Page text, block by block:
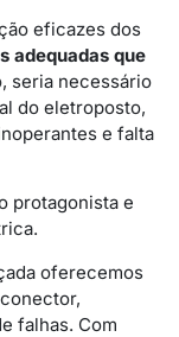
eficazes dos
adequadas que
seria necessário
do eletroposto,
e falta
protagonista e
oferecemos
falhas. Com